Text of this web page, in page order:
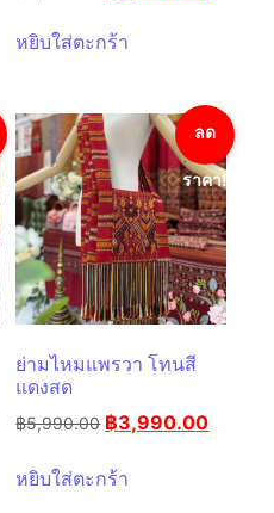
หยิบใส่ตะกร้า
ลด
ราคา!
ย่ามไหมแพรวา โทนสี
แดงสด
฿5,990.00 ฿3,990.00
หยิบใส่ตะกร้า